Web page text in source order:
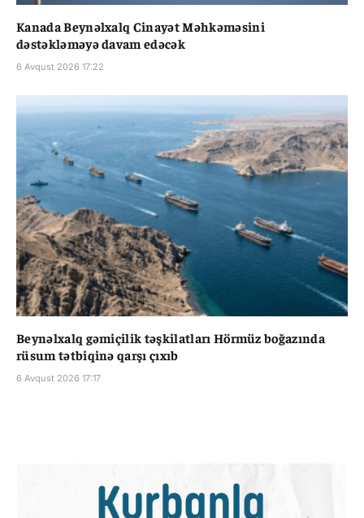
Kanada Beynəlxalq Cinayət Məhkəməsini
dəstəkləməyə davam edəcək
6 Avqust 2026 17:22
Beynəlxalq gəmiçilik təşkilatları Hörmüz boğazında
rüsum tətbiqinə qarşı çıxıb
6 Avqust 2026 17:17